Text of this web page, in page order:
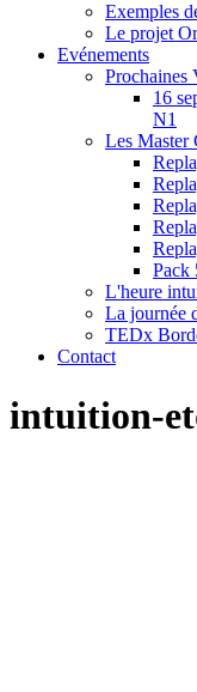
Exemples
Le projet
Evénements
Prochaines
16
N1
Les Master
Pack
L'heure
La journée
TEDx
Contact
intuition-